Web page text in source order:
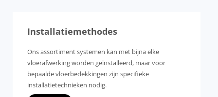
Installatiemethodes
Ons assortiment systemen kan met bijna elke
vloerafwerking worden geïnstalleerd, maar voor
bepaalde vloerbedekkingen zijn specifieke
installatietechnieken nodig.